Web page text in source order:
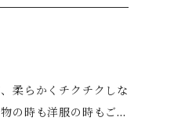
の時も洋服の時もご使